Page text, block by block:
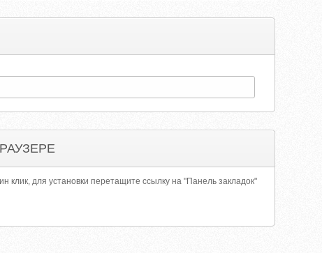
клик, для установки перетащите ссылку на "Панель закладок"